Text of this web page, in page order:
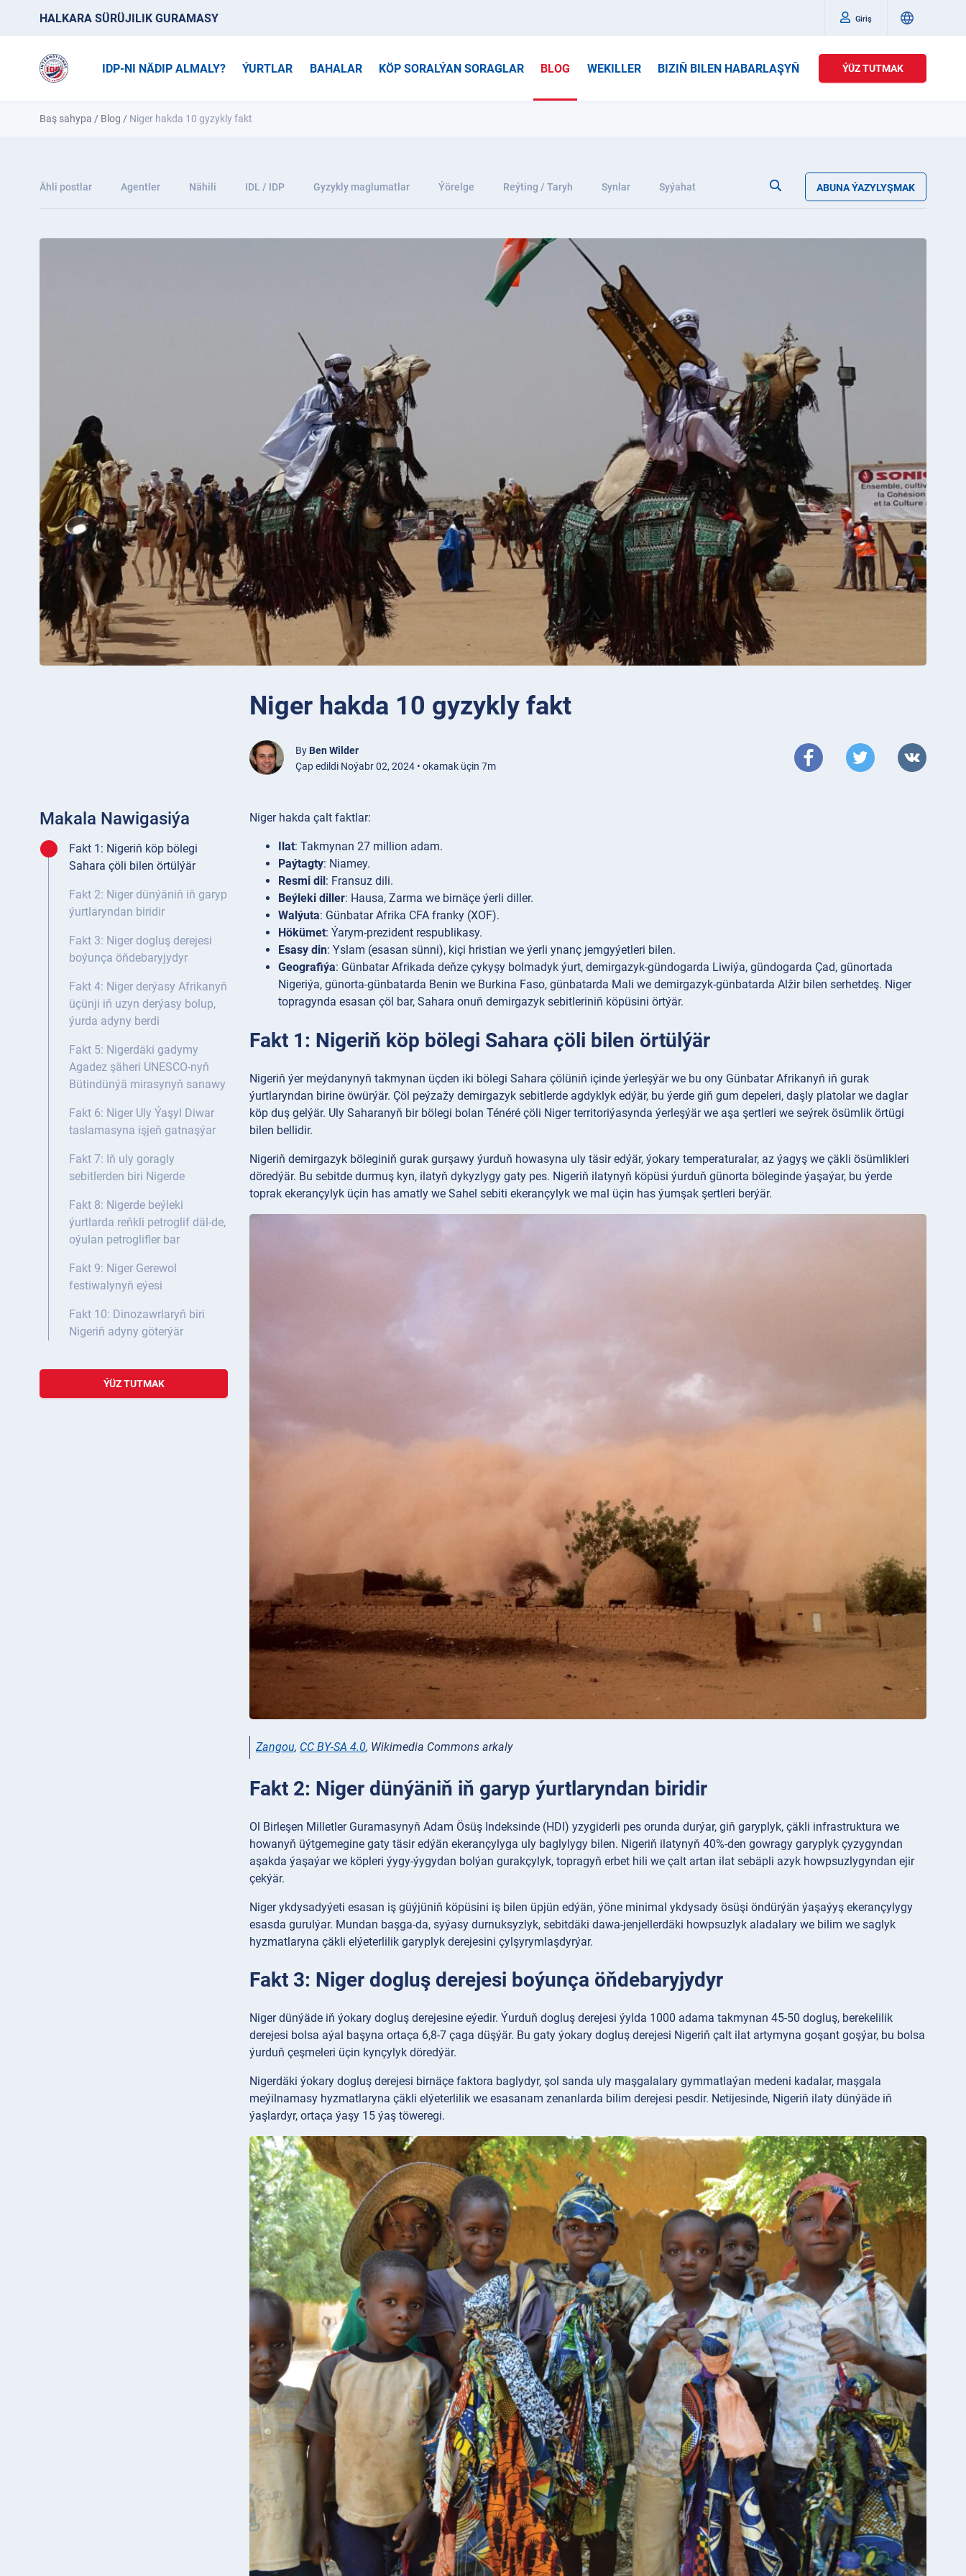
HALKARA SÜRÜJILIK GURAMASY Giriş
IDP-NI NÄDIP ALMALY? ÝURTLAR BAHALAR KÖP SORALÝAN SORAGLAR BLOG WEKILLER BIZIŇ BILEN HABARLAŞYŇ ÝÜZ TUTMAK
Baş sahypa / Blog / Niger hakda 10 gyzykly fakt
Ähli postlar Agentler Nähili IDL / IDP Gyzykly maglumatlar Ýörelge Reýting / Taryh Synlar Syýahat ABUNA ÝAZYLYŞMAK
Niger hakda 10 gyzykly fakt
By Ben Wilder
Çap edildi Noýabr 02, 2024 • okamak üçin 7m
Makala Nawigasiýa
Fakt 1: Nigeriň köp bölegi
Sahara çöli bilen örtülýär
Fakt 2: Niger dünýäniň iň garyp
ýurtlaryndan biridir
Fakt 3: Niger dogluş derejesi
boýunça öňdebaryjydyr
Fakt 4: Niger derýasy Afrikanyň
üçünji iň uzyn derýasy bolup,
ýurda adyny berdi
Fakt 5: Nigerdäki gadymy
Agadez şäheri UNESCO-nyň
Bütindünýä mirasynyň sanawy
Fakt 6: Niger Uly Ýaşyl Diwar
taslamasyna işjeň gatnaşýar
Fakt 7: Iň uly goragly
sebitlerden biri Nigerde
Fakt 8: Nigerde beýleki
ýurtlarda reňkli petroglif däl-de,
oýulan petroglifler bar
Fakt 9: Niger Gerewol
festiwalynyň eýesi
Fakt 10: Dinozawrlaryň biri
Nigeriň adyny göterýär
ÝÜZ TUTMAK
Niger hakda çalt faktlar:
Ilat: Takmynan 27 million adam.
Paýtagty: Niamey.
Resmi dil : Fransuz dili.
Beýleki diller: Hausa, Zarma we birnäçe ýerli diller.
Walýuta: Günbatar Afrika CFA franky (XOF).
Hökümet: Ýarym-prezident respublikasy.
Esasy din: Yslam (esasan sünni), kiçi hristian we ýerli ynanç jemgyýetleri bilen.
Geografiýa: Günbatar Afrikada deňze çykyşy bolmadyk ýurt, demirgazyk-gündogarda Liwiýa, gündogarda Çad, günortada
Nigeriýa, günorta-günbatarda Benin we Burkina Faso, günbatarda Mali we demirgazyk-günbatarda Alžir bilen serhetdeş. Niger
topragynda esasan çöl bar, Sahara onuň demirgazyk sebitleriniň köpüsini örtýär.
Fakt 1: Nigeriň köp bölegi Sahara çöli bilen örtülýär
Nigeriň ýer meýdanynyň takmynan üçden iki bölegi Sahara çölüniň içinde ýerleşýär we bu ony Günbatar Afrikanyň iň gurak
ýurtlaryndan birine öwürýär. Çöl peýzažy demirgazyk sebitlerde agdyklyk edýär, bu ýerde giň gum depeleri, daşly platolar we daglar
köp duş gelýär. Uly Saharanyň bir bölegi bolan Ténéré çöli Niger territoriýasynda ýerleşýär we aşa şertleri we seýrek ösümlik örtügi
bilen bellidir.
Nigeriň demirgazyk böleginiň gurak gurşawy ýurduň howasyna uly täsir edýär, ýokary temperaturalar, az ýagyş we çäkli ösümlikleri
döredýär. Bu sebitde durmuş kyn, ilatyň dykyzlygy gaty pes. Nigeriň ilatynyň köpüsi ýurduň günorta böleginde ýaşaýar, bu ýerde
toprak ekerançylyk üçin has amatly we Sahel sebiti ekerançylyk we mal üçin has ýumşak şertleri berýär.
Zangou, CC BY-SA 4.0, Wikimedia Commons arkaly
Fakt 2: Niger dünýäniň iň garyp ýurtlaryndan biridir
Ol Birleşen Milletler Guramasynyň Adam Ösüş Indeksinde (HDI) yzygiderli pes orunda durýar, giň garyplyk, çäkli infrastruktura we
howanyň üýtgemegine gaty täsir edýän ekerançylyga uly baglylygy bilen. Nigeriň ilatynyň 40%-den gowragy garyplyk çyzygyndan
aşakda ýaşaýar we köpleri ýygy-ýygydan bolýan gurakçylyk, topragyň erbet hili we çalt artan ilat sebäpli azyk howpsuzlygyndan ejir
çekýär.
Niger ykdysadyýeti esasan iş güýjüniň köpüsini iş bilen üpjün edýän, ýöne minimal ykdysady ösüşi öndürýän ýaşaýyş ekerançylygy
esasda gurulýar. Mundan başga-da, syýasy durnuksyzlyk, sebitdäki dawa-jenjellerdäki howpsuzlyk aladalary we bilim we saglyk
hyzmatlaryna çäkli elýeterlilik garyplyk derejesini çylşyrymlaşdyrýar.
Fakt 3: Niger dogluş derejesi boýunça öňdebaryjydyr
Niger dünýäde iň ýokary dogluş derejesine eýedir. Ýurduň dogluş derejesi ýylda 1000 adama takmynan 45-50 dogluş, berekelilik
derejesi bolsa aýal başyna ortaça 6,8-7 çaga düşýär. Bu gaty ýokary dogluş derejesi Nigeriň çalt ilat artymyna goşant goşýar, bu bolsa
ýurduň çeşmeleri üçin kynçylyk döredýär.
Nigerdäki ýokary dogluş derejesi birnäçe faktora baglydyr, şol sanda uly maşgalalary gymmatlaýan medeni kadalar, maşgala
meýilnamasy hyzmatlaryna çäkli elýeterlilik we esasanam zenanlarda bilim derejesi pesdir. Netijesinde, Nigeriň ilaty dünýäde iň
ýaşlardyr, ortaça ýaşy 15 ýaş töweregi.